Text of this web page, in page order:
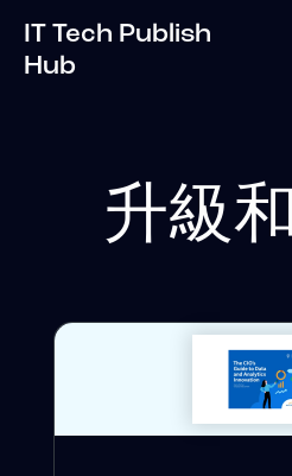
IT Tech Publish
Hub
升級